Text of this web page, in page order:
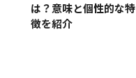
は？意味と個性的な特
徴を紹介